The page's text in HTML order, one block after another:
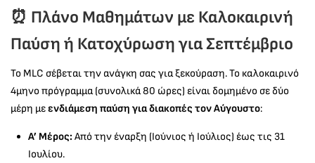
⏰ Πλάνο Μαθημάτων με Καλοκαιρινή
Παύση ή Κατοχύρωση για Σεπτέμβριο
Το MLC σέβεται την ανάγκη σας για ξεκούραση. Το καλοκαιρινό
4μηνο πρόγραμμα (συνολικά 80 ώρες) είναι δομημένο σε δύο
μέρη μεενδιάμεση παύση για διακοπές τον Αύγουστο:
Α’ Μέρος: Από την έναρξη (Ιούνιος ή Ιούλιος) έως τις 31
Ιουλίου.